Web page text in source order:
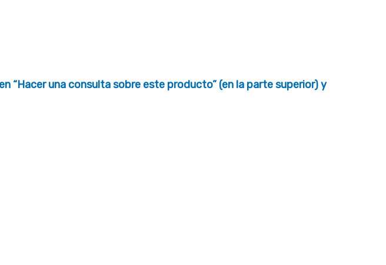
“Hacer una consulta sobre este producto” (en la parte superior) y